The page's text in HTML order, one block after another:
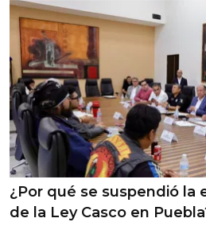
¿Por qué se suspendió la
de la Ley Casco en